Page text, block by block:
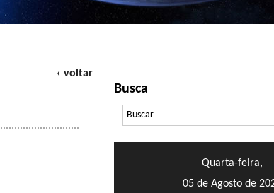
‹ voltar
Busca
Quarta-feira,
05 de Agosto de